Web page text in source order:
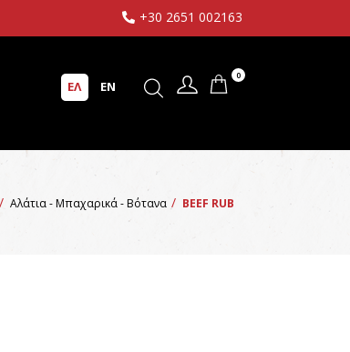
+30 2651 002163
ΕΛ EN
0
Αλάτια - Μπαχαρικά - Βότανα BEEF RUB